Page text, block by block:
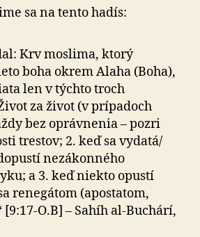
sa na tento hadís:
Krv moslima, ktorý
boha okrem Alaha (Boha),
len v týchto troch
za život (v prípadoch
bez oprávnenia – pozri
trestov; 2. keď sa vydatá/
nezákonného
a 3. keď niekto opustí
renegátom (apostatom,
O.B] – Sahíh al-Buchárí,